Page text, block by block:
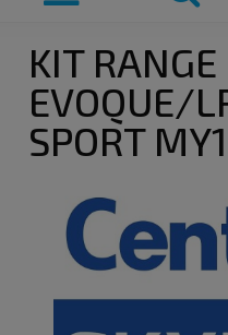
KIT RANGE
EVOQUE/
SPORT